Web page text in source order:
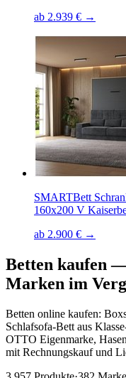
ab 2.939 € →
SMARTBett
160x200 V
ab 2.900 € →
Betten kaufen
Marken im
Betten online kaufen:
Schlafsofa-Bett aus
OTTO Eigenmarke,
mit Rechnungskauf und